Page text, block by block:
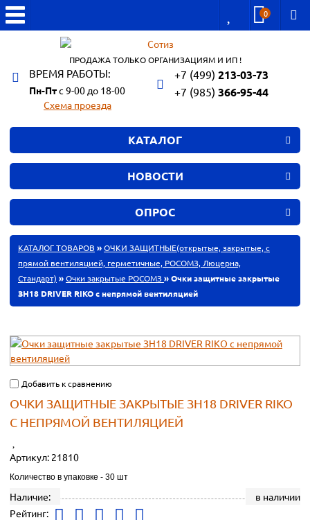
0
ПРОДАЖА ТОЛЬКО ОРГАНИЗАЦИЯМ И ИП !
ВРЕМЯ РАБОТЫ:
Пн-Птс 9-00 до 18-00
Схема проезда
+7 (499) 213-03-73
+7 (985) 366-95-44
КАТАЛОГ
НОВОСТИ
ОПРОС
КАТАЛОГ ТОВАРОВ »ОЧКИ ЗАЩИТНЫЕ(открытые, закрытые, с
прямой вентиляцией, герметичные, РОСОМЗ, Люцерна,
Стандарт) »Очки закрытые РОСОМЗ» Очки защитные закрытые
ЗН18 DRIVER RIKO с непрямой вентиляцией
Добавить к сравнению
ОЧКИ ЗАЩИТНЫЕ ЗАКРЫТЫЕ ЗН18 DRIVER RIKO
С НЕПРЯМОЙ ВЕНТИЛЯЦИЕЙ
Артикул: 21810
Количество в упаковке - 30 шт
Наличие:
в наличии
Рейтинг: